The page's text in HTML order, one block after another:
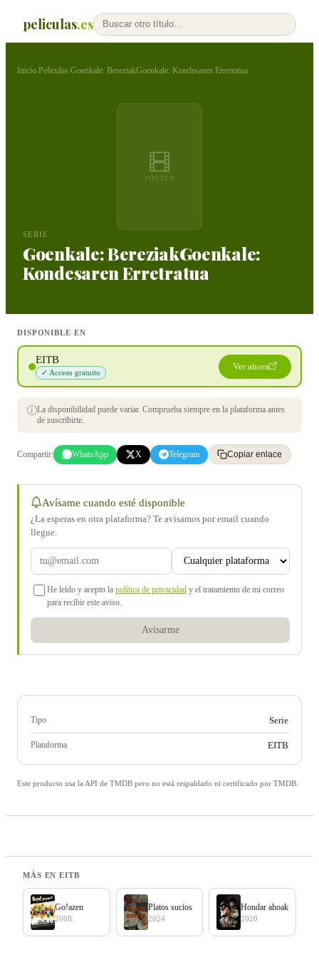
peliculas.es
Inicio›Películas›Goenkale: BereziakGoenkale: Kondesaren Erretratua
PÓSTER
SERIE
Goenkale: BereziakGoenkale:
Kondesaren Erretratua
DISPONIBLE EN
EITB
✓ Acceso gratuito
Ver ahora
La disponibilidad puede variar. Comprueba siempre en la plataforma antes
de suscribirte.
Compartir: WhatsApp X Telegram Copiar enlace
Avísame cuando esté disponible
¿La esperas en otra plataforma? Te avisamos por email cuando
llegue.
He leído y acepto la política de privacidad y el tratamiento de mi correo
para recibir este aviso.
Avisarme
Tipo Serie
Plataforma EITB
Este producto usa la API de TMDB pero no está respaldado ni certificado por TMDB.
MÁS EN EITB
Go!azen
2008
Platos sucios
2024
Hondar ahoak
2020